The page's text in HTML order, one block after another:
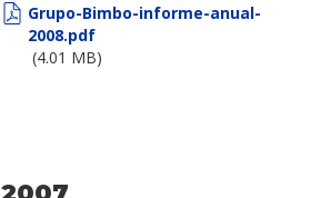
Grupo-Bimbo-informe-anual-
2008.pdf
(4.01 MB)